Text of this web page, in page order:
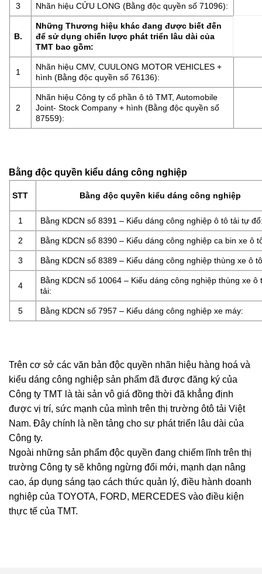
3 Nhãn hiệu CỬU LONG (Bằng độc quyền số 71096):
B.
Những Thương hiệu khác đang được biết đến
để sử dụng chiến lược phát triển lâu dài của
TMT bao gồm:
1
Nhãn hiệu CMV, CUULONG MOTOR VEHICLES +
hình (Bằng độc quyền số 76136):
2
Nhãn hiệu Công ty cổ phần ô tô TMT, Automobile
Joint- Stock Company + hình (Bằng độc quyền số
87559):
Bằng độc quyền kiểu dáng công nghiệp
STT Bằng độc quyền kiểu dáng công nghiệp
1 Bằng KDCN số 8391 – Kiểu dáng công nghiệp ô tô tải tự
2 Bằng KDCN số 8390 – Kiểu dáng công nghiệp ca bin xe ô
3 Bằng KDCN số 8389 – Kiểu dáng công nghiệp thùng xe ô
4
Bằng KDCN số 10064 – Kiểu dáng công nghiệp thùng xe ô
tải:
5 Bằng KDCN số 7957 – Kiểu dáng công nghiệp xe máy:
Trên cơ sở các văn bản độc quyền nhãn hiệu hàng hoá và
kiểu dáng công nghiệp sản phẩm đã được đăng ký của
Công ty TMT là tài sản vô giá đồng thời đã khẳng định
được vị trí, sức mạnh của mình trên thị trường ôtô tải Việt
Nam. Đây chính là nền tảng cho sự phát triển lâu dài của
Công ty.
Ngoài những sản phẩm độc quyền đang chiếm lĩnh trên thị
trường Công ty sẽ không ngừng đổi mới, mạnh dạn nâng
cao, áp dụng sáng tạo cách thức quản lý, điều hành doanh
nghiệp của TOYOTA, FORD, MERCEDES vào điều kiện
thực tế của TMT.